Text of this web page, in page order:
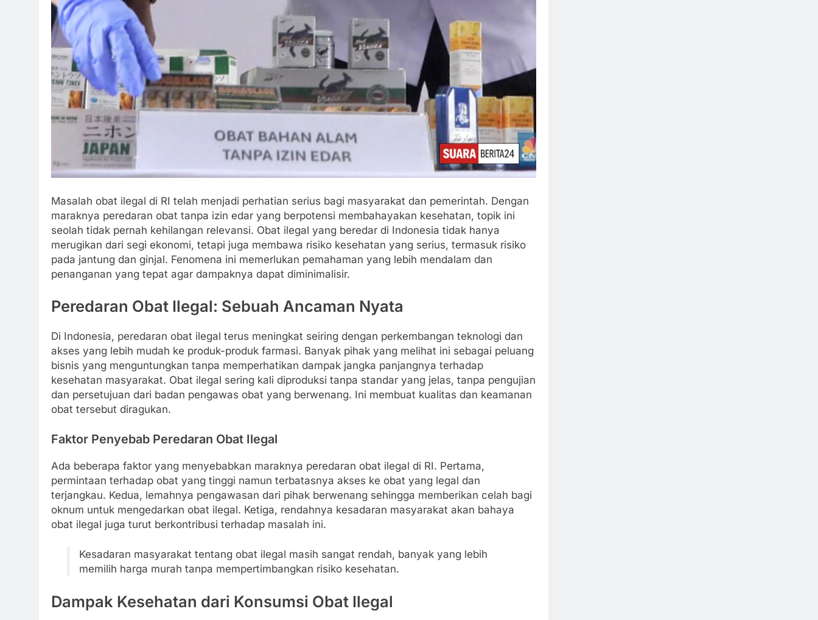
Masalah obat ilegal di RI telah menjadi perhatian serius bagi masyarakat dan pemerintah. Dengan
maraknya peredaran obat tanpa izin edar yang berpotensi membahayakan kesehatan, topik ini
seolah tidak pernah kehilangan relevansi. Obat ilegal yang beredar di Indonesia tidak hanya
merugikan dari segi ekonomi, tetapi juga membawa risiko kesehatan yang serius, termasuk risiko
pada jantung dan ginjal. Fenomena ini memerlukan pemahaman yang lebih mendalam dan
penanganan yang tepat agar dampaknya dapat diminimalisir.
Peredaran Obat Ilegal: Sebuah Ancaman Nyata
Di Indonesia, peredaran obat ilegal terus meningkat seiring dengan perkembangan teknologi dan
akses yang lebih mudah ke produk-produk farmasi. Banyak pihak yang melihat ini sebagai peluang
bisnis yang menguntungkan tanpa memperhatikan dampak jangka panjangnya terhadap
kesehatan masyarakat. Obat ilegal sering kali diproduksi tanpa standar yang jelas, tanpa pengujian
dan persetujuan dari badan pengawas obat yang berwenang. Ini membuat kualitas dan keamanan
obat tersebut diragukan.
Faktor Penyebab Peredaran Obat Ilegal
Ada beberapa faktor yang menyebabkan maraknya peredaran obat ilegal di RI. Pertama,
permintaan terhadap obat yang tinggi namun terbatasnya akses ke obat yang legal dan
terjangkau. Kedua, lemahnya pengawasan dari pihak berwenang sehingga memberikan celah bagi
oknum untuk mengedarkan obat ilegal. Ketiga, rendahnya kesadaran masyarakat akan bahaya
obat ilegal juga turut berkontribusi terhadap masalah ini.
Kesadaran masyarakat tentang obat ilegal masih sangat rendah, banyak yang lebih
memilih harga murah tanpa mempertimbangkan risiko kesehatan.
Dampak Kesehatan dari Konsumsi Obat Ilegal